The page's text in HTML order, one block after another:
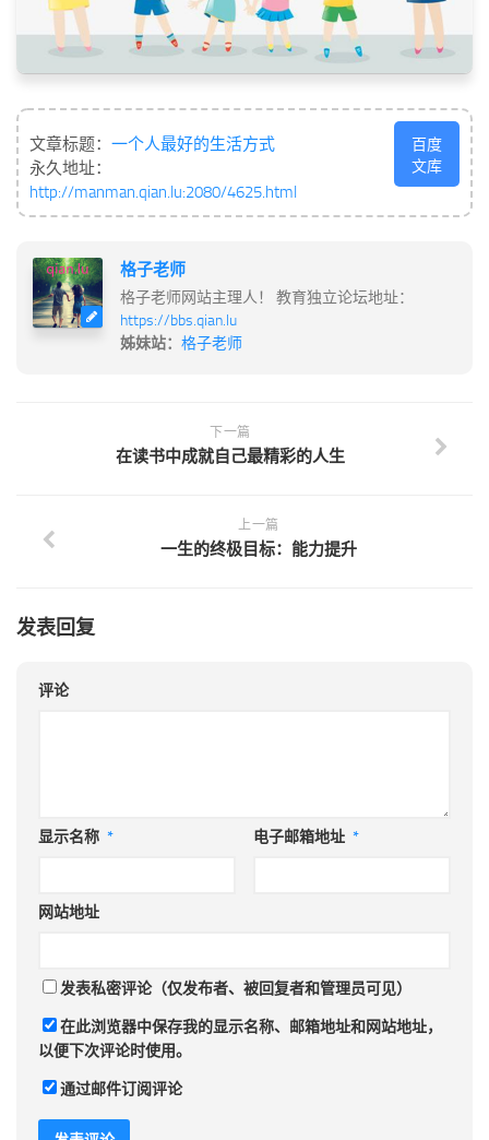
文章标题： 一个人最好的生活方式
永久地址：
http://manman.qian.lu:2080/4625.html
百度
文库
格子老师
格子老师网站主理人！ 教育独立论坛地址：
https://bbs.qian.lu
姊妹站： 格子老师
下一篇
在读书中成就自己最精彩的人生
上一篇
一生的终极目标：能力提升
发表回复
评论
显示名称 * 电子邮箱地址 *
网站地址
发表私密评论（仅发布者、被回复者和管理员可见）
在此浏览器中保存我的显示名称、邮箱地址和网站地址，
以便下次评论时使用。
通过邮件订阅评论